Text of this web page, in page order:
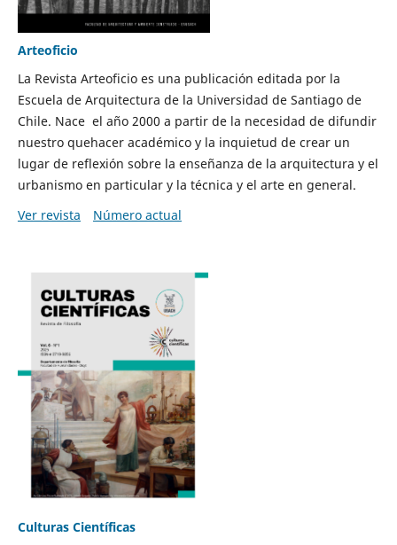
Arteoficio
La Revista Arteoficio es una publicación editada por la
Escuela de Arquitectura de la Universidad de Santiago de
Chile. Nace el año 2000 a partir de la necesidad de difundir
nuestro quehacer académico y la inquietud de crear un
lugar de reflexión sobre la enseñanza de la arquitectura y el
urbanismo en particular y la técnica y el arte en general.
Ver revista
Número actual
Culturas Científicas